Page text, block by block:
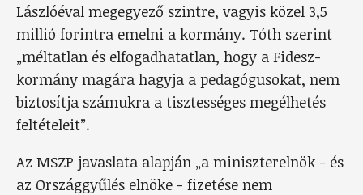
Lászlóéval megegyező szintre, vagyis közel 3,5
millió forintra emelni a kormány. Tóth szerint
„méltatlan és elfogadhatatlan, hogy a Fidesz-
kormány magára hagyja a pedagógusokat, nem
biztosítja számukra a tisztességes megélhetés
feltételeit”.
Az MSZP javaslata alapján „a miniszterelnök - és
az Országgyűlés elnöke - fizetése nem